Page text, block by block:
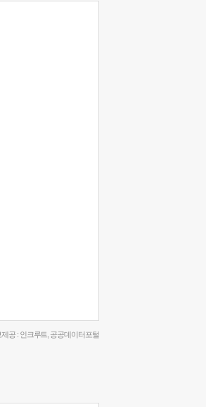
제공 : 인크루트 공공데이터포털